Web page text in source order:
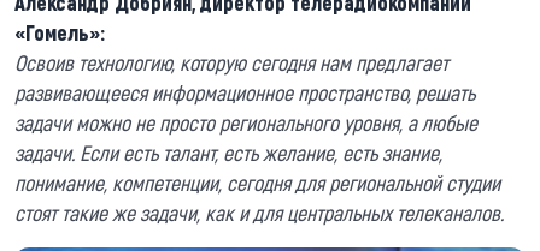
«Гомель»:
Освоив технологию, которую сегодня нам предлагает
развивающееся информационное пространство, решать
задачи можно не просто регионального уровня, а любые
задачи. Если есть талант, есть желание, есть знание,
понимание, компетенции, сегодня для региональной студии
стоят такие же задачи, как и для центральных телеканалов.